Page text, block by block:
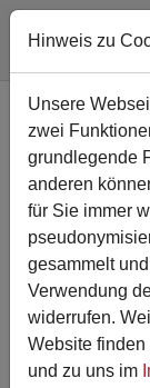
18.04.2024
Hinweis zu
Unsere
zwei
grundlegende
anderen
für Sie immer
gesammelt
Verwendung
widerrufen.
Website
und zu uns im